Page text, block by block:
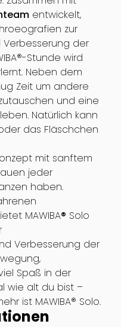
entwickelt,
zur
der
Stunde wird
Neben dem
Zeit um andere
und eine
Natürlich kann
das Fläschchen
mit sanftem
jeder
haben.
MAWIBA® Solo
Verbesserung der
Spaß in der
wie alt du bist –
ist MAWIBA® Solo.